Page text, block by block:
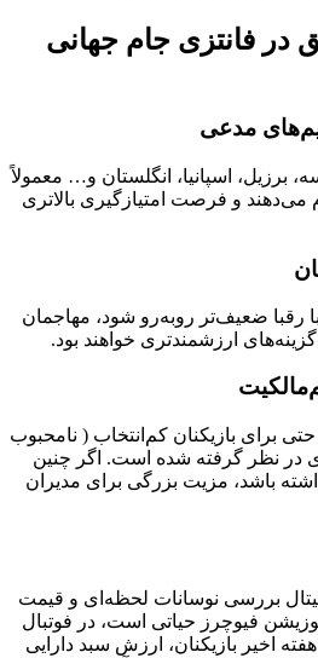
در فانتزی جام جهانی
برزیل، اسپانیا، انگلستان و… معمولاً
می‌دهند و فرصت امتیازگیری بالاتری
رقبا ضعیف‌تر روبه‌رو شود، مهاجمان
ارزشمندتری خواهند بود.
در فانتزی جام جهانی ۲۰۲۶ حتی برای بازیکنان کم‌انتخاب ( نامحبوب
در نظر گرفته شده است. اگر چنین
باشد، مزیت بزرگی برای مدیران
بررسی نوسانات لحظه‌ای و قیمت
فیوچرز حیاتی است، در فوتبال
اخیر بازیکنان، ارزش سبد دارایی